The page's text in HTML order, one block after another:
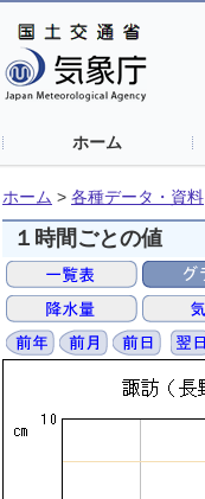
ホーム
ホーム > 各種データ・資料
１時間ごとの値